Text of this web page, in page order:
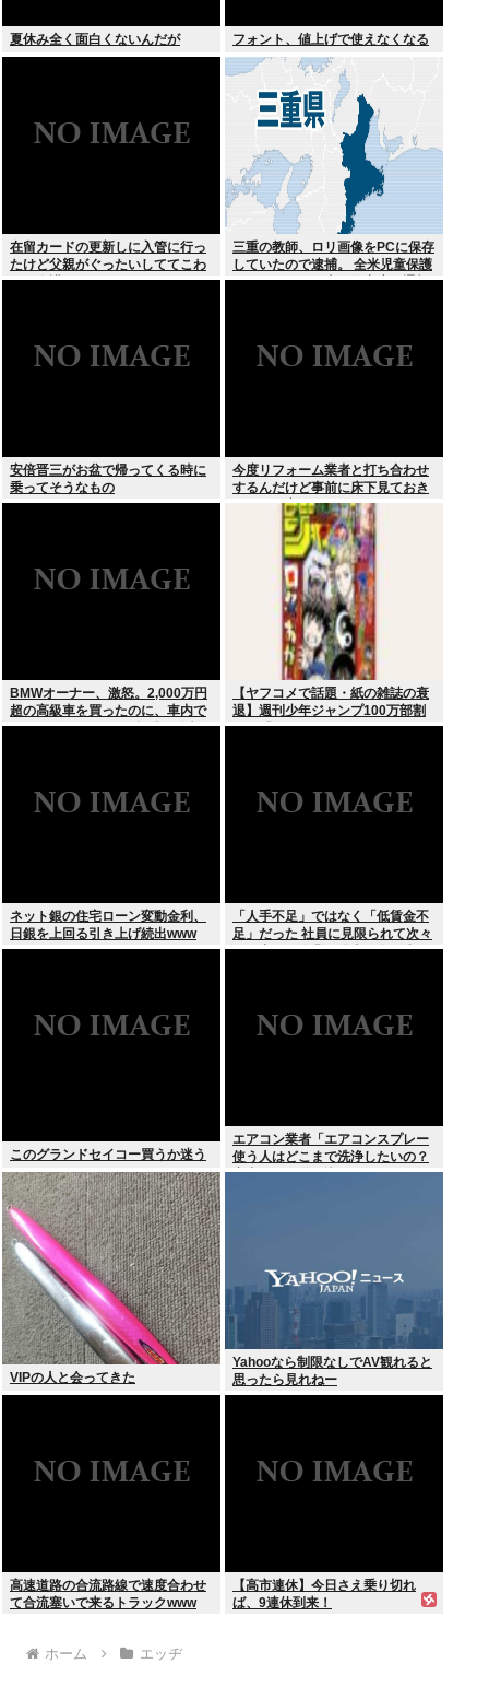
夏休み全く面白くないんだが フォント、値上げで使えなくなる
在留カードの更新しに入管に行っ
たけど父親がぐったいしててこわ
い要介護3
三重の教師、ロリ画像をPCに保存
していたので逮捕。 全米児童保護
センターから日本の警察庁に通報
安倍晋三がお盆で帰ってくる時に
乗ってそうなもの
今度リフォーム業者と打ち合わせ
するんだけど事前に床下見ておき
たいって言われたんだけどそうい
うものなの？
BMWオーナー、激怒。2,000万円
超の高級車を買ったのに、車内で
スパイダーマンCMの視聴を強制
【ヤフコメで話題・紙の雑誌の衰
退】週刊少年ジャンプ100万部割
れは「終わり」の始まりか
ネット銀の住宅ローン変動金利、
日銀を上回る引き上げ続出www
「人手不足」ではなく「低賃金不
足」だった 社員に見限られて次々
と倒産する企業が過去最多 給与ア
このグランドセイコー買うか迷う
エアコン業者「エアコンスプレー
使う人はどこまで洗浄したいの？
室内に風を送り込んでるファンは
VIPの人と会ってきた
Yahooなら制限なしでAV観れると
思ったら見れねー
高速道路の合流路線で速度合わせ
て合流塞いで来るトラックwww
【高市連休】今日さえ乗り切れ
ば、9連休到来！
ホーム エッヂ